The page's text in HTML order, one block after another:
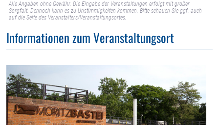
Alle Angaben ohne Gewähr. Die Eingabe der Veranstaltungen erfolgt mit großer
Sorgfalt. Dennoch kann es zu Unstimmigkeiten kommen. Bitte schauen Sie ggf. auch
auf die Seite des Veranstalters/Veranstaltungsortes.
Informationen zum Veranstaltungsort